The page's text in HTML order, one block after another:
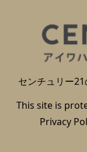
センチュリー21
This site is
Privacy